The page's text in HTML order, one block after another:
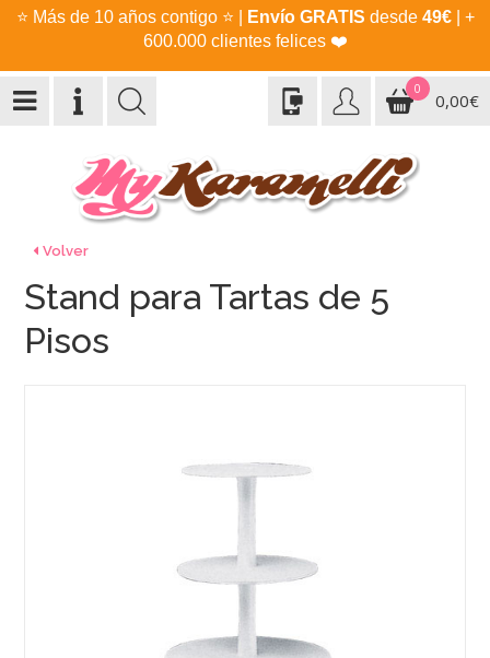
⭐ Más de 10 años contigo ⭐ Envío GRATIS desde 49€| +
600.000 clientes felices ❤️
0
0,00€
Volver
Stand para Tartas de 5
Pisos